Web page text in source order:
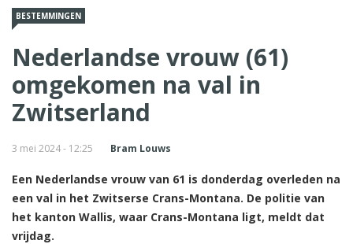
BESTEMMINGEN
Nederlandse vrouw (61)
omgekomen na val in
Zwitserland
3 mei 2024 - 12:25 Bram Louws
Een Nederlandse vrouw van 61 is donderdag overleden na
een val in het Zwitserse Crans-Montana. De politie van
het kanton Wallis, waar Crans-Montana ligt, meldt dat
vrijdag.